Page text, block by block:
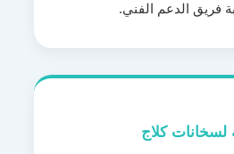
فريق الدعم الفني.
لسخانات كلاج